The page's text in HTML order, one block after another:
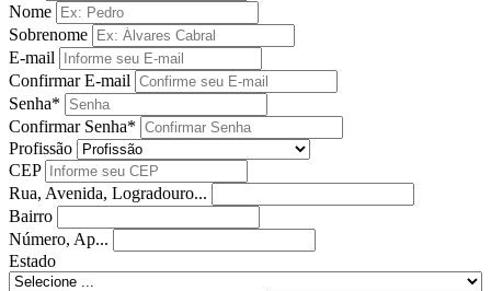
Nome
Sobrenome
E-mail
Confirmar E-mail
Senha*
Confirmar Senha*
Profissão
CEP
Rua, Avenida, Logradouro...
Bairro
Número, Ap...
Estado